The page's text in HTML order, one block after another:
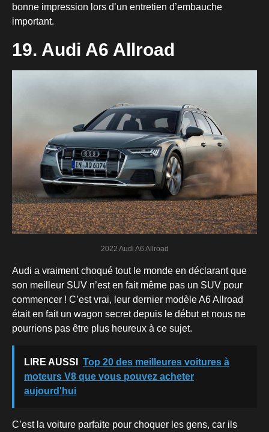
bonne impression lors d’un entretien d’embauche
important.
19. Audi A6 Allroad
2022 Audi A6 Allroad
Audi a vraiment choqué tout le monde en déclarant que
son meilleur SUV n’est en fait même pas un SUV pour
commencer ! C’est vrai, leur dernier modèle A6 Allroad
était en fait un wagon secret depuis le début et nous ne
pourrions pas être plus heureux à ce sujet.
LIRE AUSSI
Top 20 des meilleures voitures à
moteurs V8 que vous pouvez acheter
aujourd'hui
C’est la voiture parfaite pour choquer les gens, car ils